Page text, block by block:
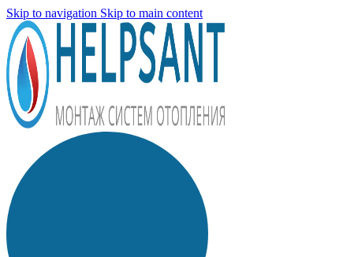
Skip to navigation Skip to main content